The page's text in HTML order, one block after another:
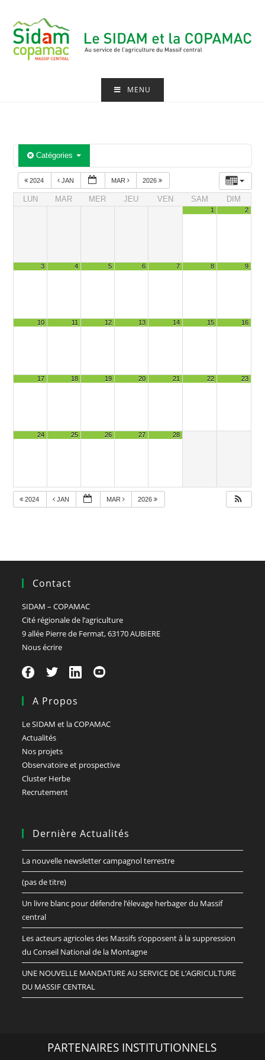
content
MENU
Catégories
2024 JAN MAR 2026
LUN MAR MER JEU VEN SAM DIM
1 2
3 4 5 6 7 8 9
10 11 12 13 14 15 16
17 18 19 20 21 22 23
24 25 26 27 28
2024 JAN MAR 2026
Contact
SIDAM – COPAMAC
Cité régionale de l’agriculture
9 allée Pierre de Fermat, 63170 AUBIERE
Nous écrire
A Propos
Le SIDAM et la COPAMAC
Actualités
Nos projets
Observatoire et prospective
Cluster Herbe
Recrutement
Dernière Actualités
La nouvelle newsletter campagnol terrestre
(pas de titre)
Un livre blanc pour défendre l’élevage herbager du Massif
central
Les acteurs agricoles des Massifs s’opposent à la suppression
du Conseil National de la Montagne
UNE NOUVELLE MANDATURE AU SERVICE DE L’AGRICULTURE
DU MASSIF CENTRAL
PARTENAIRES INSTITUTIONNELS